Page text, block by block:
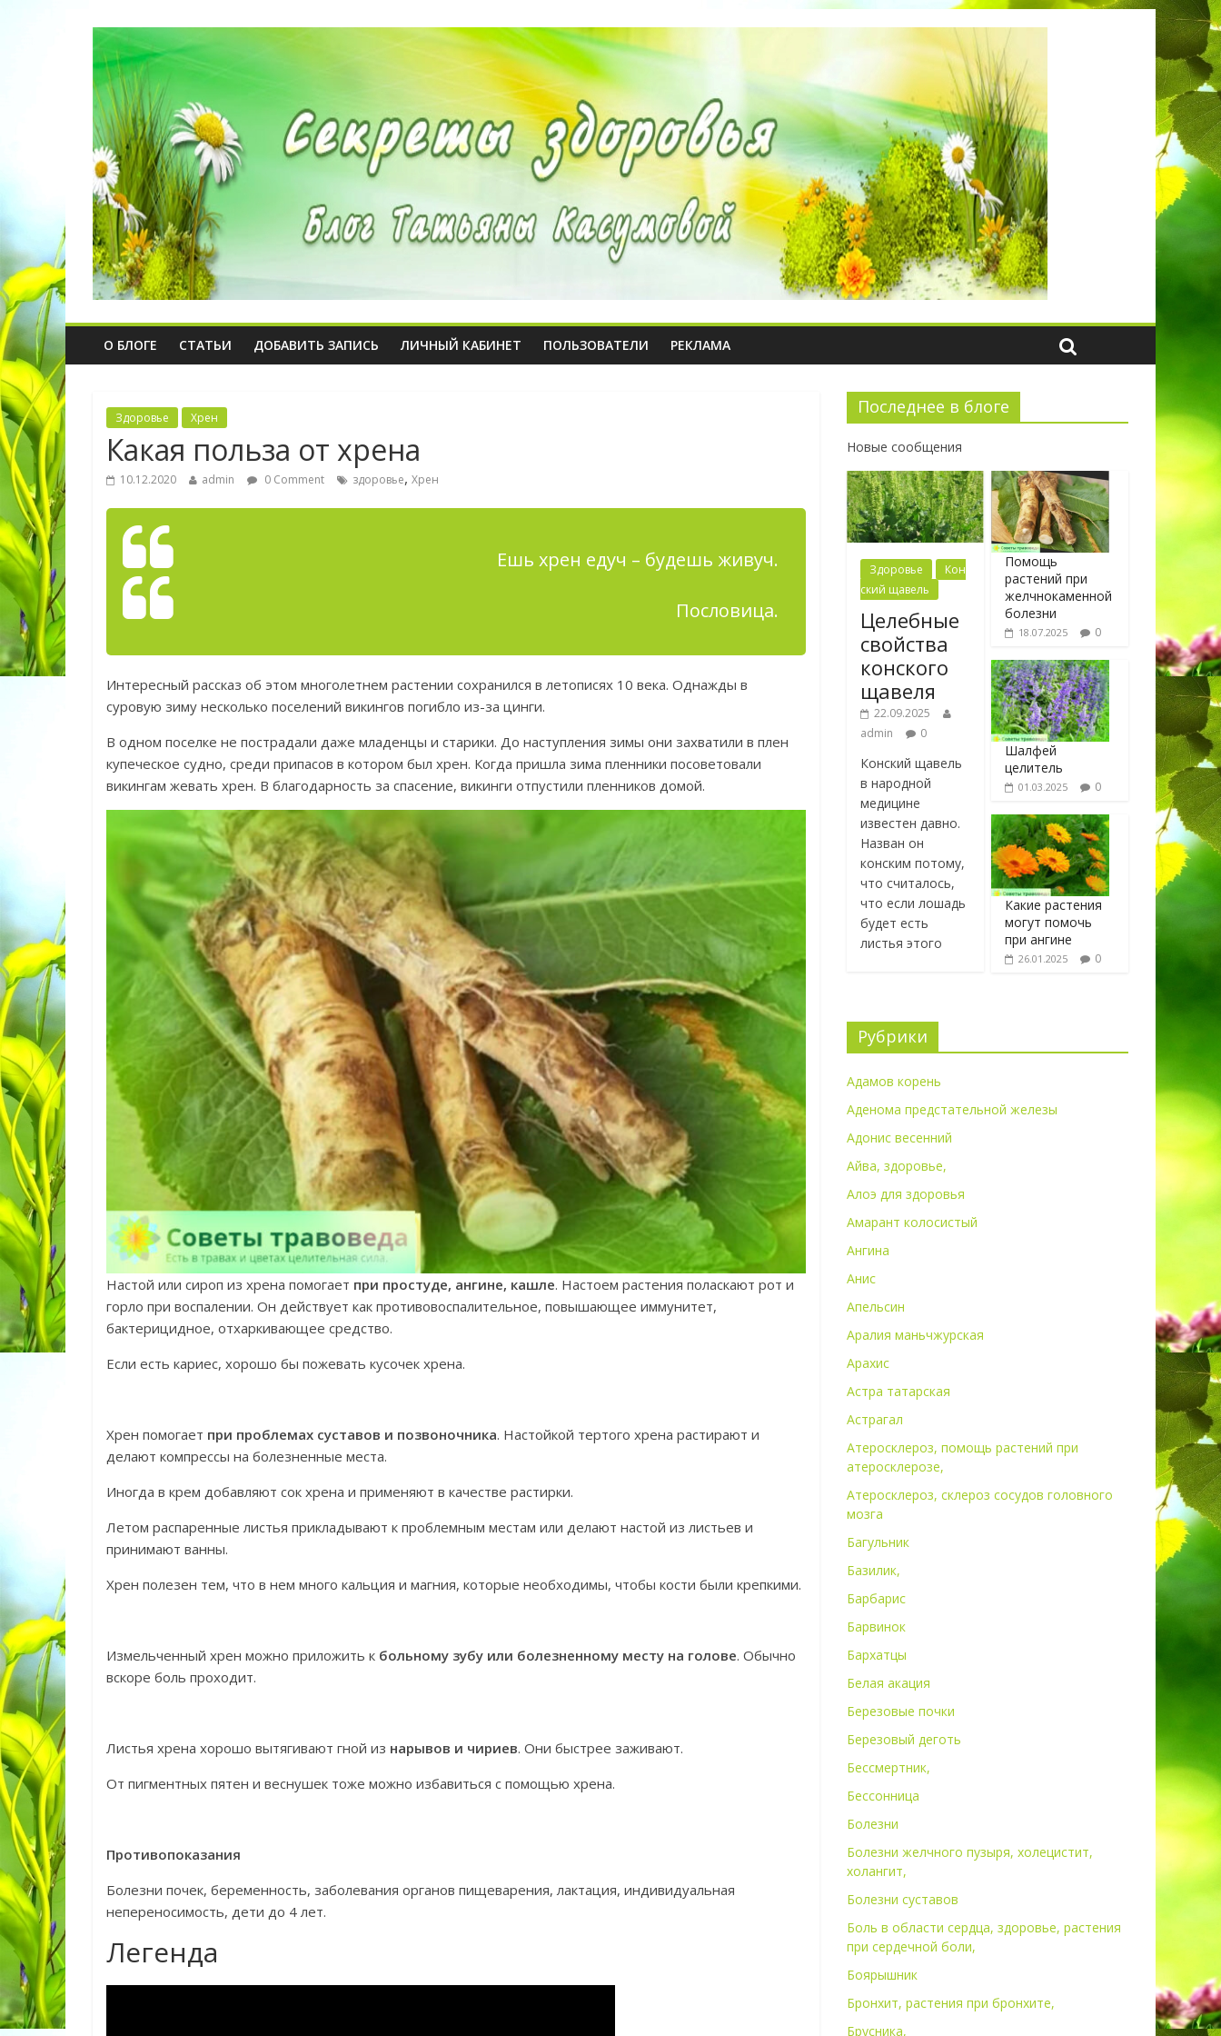
О БЛОГЕ СТАТЬИ ДОБАВИТЬ ЗАПИСЬ ЛИЧНЫЙ КАБИНЕТ ПОЛЬЗОВАТЕЛИ РЕКЛАМА
Здоровье Хрен
Какая польза от хрена
10.12.2020 admin 0 Comment здоровье, Хрен
Ешь хрен едуч – будешь живуч.
Пословица.
Интересный рассказ об этом многолетнем растении сохранился в летописях 10 века. Однажды в
суровую зиму несколько поселений викингов погибло из-за цинги.
В одном поселке не пострадали даже младенцы и старики. До наступления зимы они захватили в плен
купеческое судно, среди припасов в котором был хрен. Когда пришла зима пленники посоветовали
викингам жевать хрен. В благодарность за спасение, викинги отпустили пленников домой.
Настой или сироп из хрена помогает при простуде, ангине, кашле. Настоем растения поласкают рот и
горло при воспалении. Он действует как противовоспалительное, повышающее иммунитет,
бактерицидное, отхаркивающее средство.
Если есть кариес, хорошо бы пожевать кусочек хрена.
Хрен помогает при проблемах суставов и позвоночника. Настойкой тертого хрена растирают и
делают компрессы на болезненные места.
Иногда в крем добавляют сок хрена и применяют в качестве растирки.
Летом распаренные листья прикладывают к проблемным местам или делают настой из листьев и
принимают ванны.
Хрен полезен тем, что в нем много кальция и магния, которые необходимы, чтобы кости были крепкими.
Измельченный хрен можно приложить к больному зубу или болезненному месту на голове. Обычно
вскоре боль проходит.
Листья хрена хорошо вытягивают гной из нарывов и чириев. Они быстрее заживают.
От пигментных пятен и веснушек тоже можно избавиться с помощью хрена.
Противопоказания
Болезни почек, беременность, заболевания органов пищеварения, лактация, индивидуальная
непереносимость, дети до 4 лет.
Легенда
Последнее в блоге
Новые сообщения
Здоровье
Кон
ский щавель
Целебные
свойства
конского
щавеля
22.09.2025
admin
0
Конский щавель
в народной
медицине
известен давно.
Назван он
конским потому,
что считалось,
что если лошадь
будет есть
листья этого
Помощь
растений при
желчнокаменной
болезни
18.07.2025 0
Шалфей
целитель
01.03.2025 0
Какие растения
могут помочь
при ангине
26.01.2025 0
Рубрики
Адамов корень
Аденома предстательной железы
Адонис весенний
Айва, здоровье,
Алоэ для здоровья
Амарант колосистый
Ангина
Анис
Апельсин
Аралия маньчжурская
Арахис
Астра татарская
Астрагал
Атеросклероз, помощь растений при
атеросклерозе,
Атеросклероз, склероз сосудов головного
мозга
Багульник
Базилик,
Барбарис
Барвинок
Бархатцы
Белая акация
Березовые почки
Березовый деготь
Бессмертник,
Бессонница
Болезни
Болезни желчного пузыря, холецистит,
холангит,
Болезни суставов
Боль в области сердца, здоровье, растения
при сердечной боли,
Боярышник
Бронхит, растения при бронхите,
Брусника,